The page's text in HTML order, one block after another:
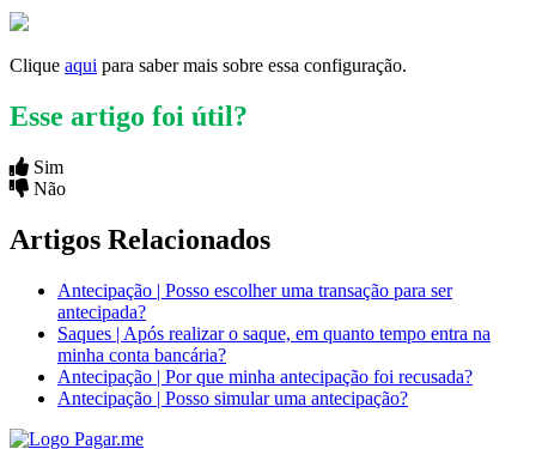
Clique aqui para saber mais sobre essa configuração.
Esse artigo foi útil?
Sim
Não
Artigos Relacionados
Antecipação | Posso escolher uma transação para ser
antecipada?
Saques | Após realizar o saque, em quanto tempo entra na
minha conta bancária?
Antecipação | Por que minha antecipação foi recusada?
Antecipação | Posso simular uma antecipação?